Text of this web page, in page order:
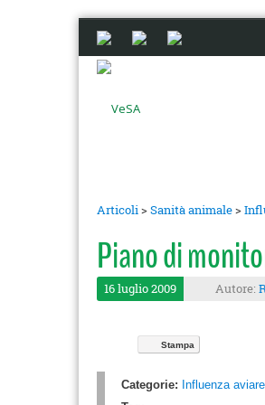
Articoli>Sanità animale>
Piano di
16 luglio 2009 Autore:
Stampa
Categorie: Influenza aviare